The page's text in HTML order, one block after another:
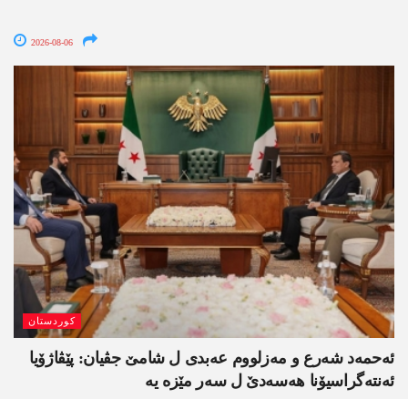
2026-08-06
کوردستان
ئەحمەد شەرع و مەزلووم عەبدی ل شامێ جڤیان: پێڤاژۆیا
ئەنتەگراسیۆنا ھەسەدێ ل سەر مێزە یە